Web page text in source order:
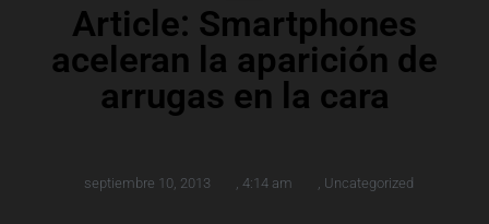
Article: Smartphones
aceleran la aparición de
arrugas en la cara
septiembre 10, 2013 4:14 am Uncategorized